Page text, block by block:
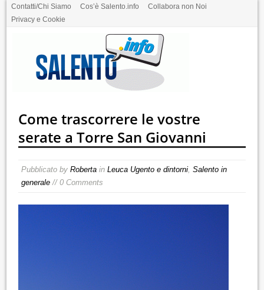
Contatti/Chi Siamo Cos’è Salento.info
Collabora non Noi
Privacy e Cookie
Come trascorrere le vostre
serate a Torre San Giovanni
Pubblicato byRoberta inLeuca Ugento e dintorni,Salento in
generale // 0 Comments